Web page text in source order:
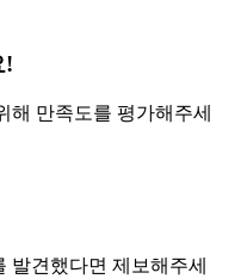
!
해 만족도를 평가해주세
발견했다면 제보해주세